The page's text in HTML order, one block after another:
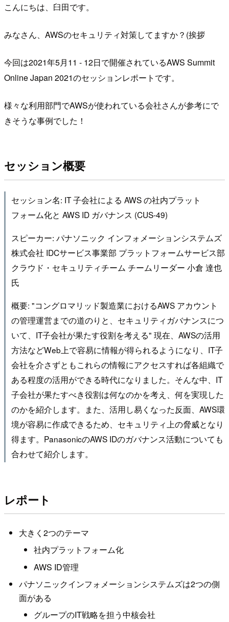
こんにちは、臼田です。
みなさん、AWSのセキュリティ対策してますか？(挨拶
今回は2021年5月11 - 12日で開催されているAWS Summit
Online Japan 2021のセッションレポートです。
様々な利用部門でAWSが使われている会社さんが参考にで
きそうな事例でした！
セッション概要
セッション名: IT 子会社による AWS の社内プラット
フォーム化と AWS ID ガバナンス (CUS-49)
スピーカー: パナソニック インフォメーションシステムズ
株式会社 IDCサービス事業部 プラットフォームサービス部
クラウド・セキュリティチーム チームリーダー 小倉 達也
氏
概要: "コングロマリッド製造業におけるAWS アカウント
の管理運営までの道のりと、セキュリティガバナンスにつ
いて、IT子会社が果たす役割を考える" 現在、AWSの活用
方法などWeb上で容易に情報が得られるようになり、IT子
会社を介さずともこれらの情報にアクセスすれば各組織で
ある程度の活用ができる時代になりました。そんな中、IT
子会社が果たすべき役割は何なのかを考え、何を実現した
のかを紹介します。また、活用し易くなった反面、AWS環
境が容易に作成できるため、セキュリティ上の脅威となり
得ます。PanasonicのAWS IDのガバナンス活動についても
合わせて紹介します。
レポート
大きく2つのテーマ
社内プラットフォーム化
AWS ID管理
パナソニックインフォメーションシステムズは2つの側
面がある
グループのIT戦略を担う中核会社